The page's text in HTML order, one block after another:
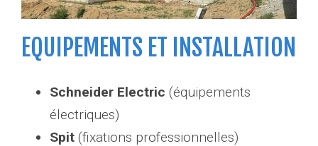
EQUIPEMENTS ET INSTALLATION
Schneider Electric (équipements
électriques)
Spit (fixations professionnelles)